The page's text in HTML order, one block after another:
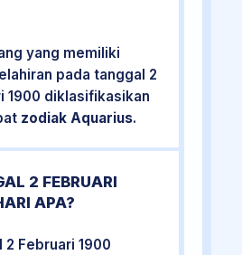
yang memiliki
pada tanggal 2
1900 diklasifikasikan
zodiak Aquarius.
2 FEBRUARI
APA?
2 Februari 1900